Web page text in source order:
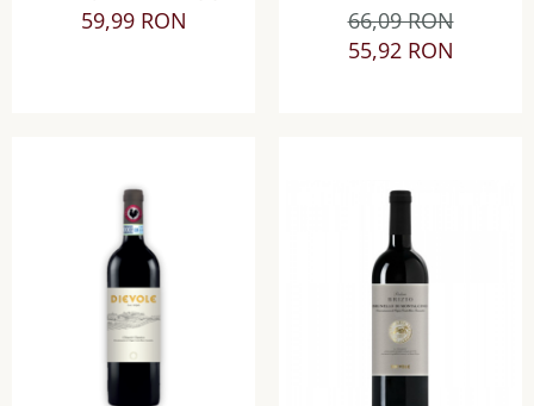
Passo Primitivo di
Puglia, Italia, 0.75L, 96
59,99 RON
Appassimento Puglia
IGT sec
66,09 RON
55,92 RON